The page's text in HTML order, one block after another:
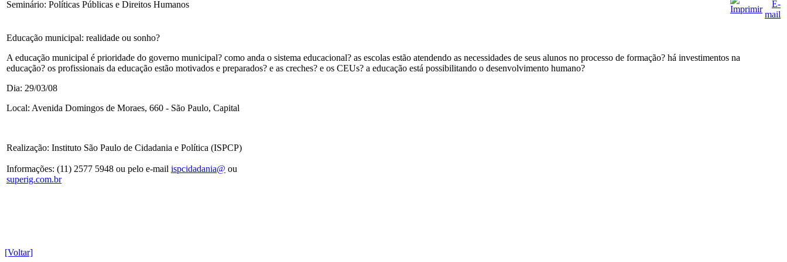
Seminário: Políticas Públicas e Direitos Humanos
Educação municipal: realidade ou sonho?
A educação municipal é prioridade do governo municipal? como anda o sistema educacional? as escolas estão atendendo as necessidades de seus alunos no processo de formação? há investimentos na
educação? os profissionais da educação estão motivados e preparados? e as creches? e os CEUs? a educação está possibilitando o desenvolvimento humano?
Dia: 29/03/08
Local: Avenida Domingos de Moraes, 660 - São Paulo, Capital
Realização: Instituto São Paulo de Cidadania e Política (ISPCP)
Informações: (11) 2577 5948 ou pelo e-mail ispcidadania@ ou
superig.com.br
[Voltar]